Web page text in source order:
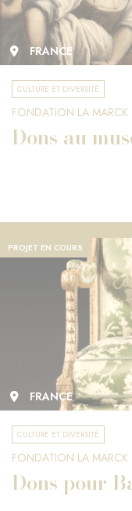
FRANCE
CULTURE ET DIVERSITÉ
FONDATION LA MARCK
Dons au
PROJET EN COURS
FRANCE
CULTURE ET DIVERSITÉ
FONDATION LA MARCK
Dons pour